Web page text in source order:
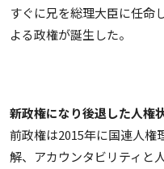
すぐに兄を総理大臣に任命
よる政権が誕生した。
新政権になり後退した人権
前政権は2015年に国連人権
解、アカウンタビリティと